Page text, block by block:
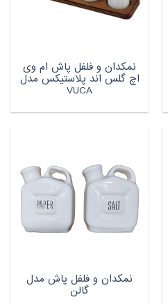
نمکدان و فلفل پاش ام وی
اچ گلس اند پلاستیکس مدل
VUCA
نمکدان و فلفل پاش مدل
گالن